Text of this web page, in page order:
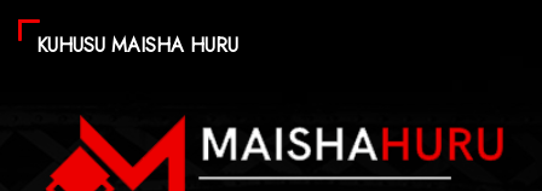
KUHUSU MAISHA HURU